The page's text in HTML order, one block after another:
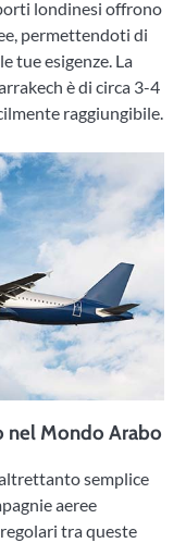
londinesi offrono
permettendoti di
tue esigenze. La
è di circa 3-4
raggiungibile.
nel Mondo Arabo
semplice
aeree
tra queste